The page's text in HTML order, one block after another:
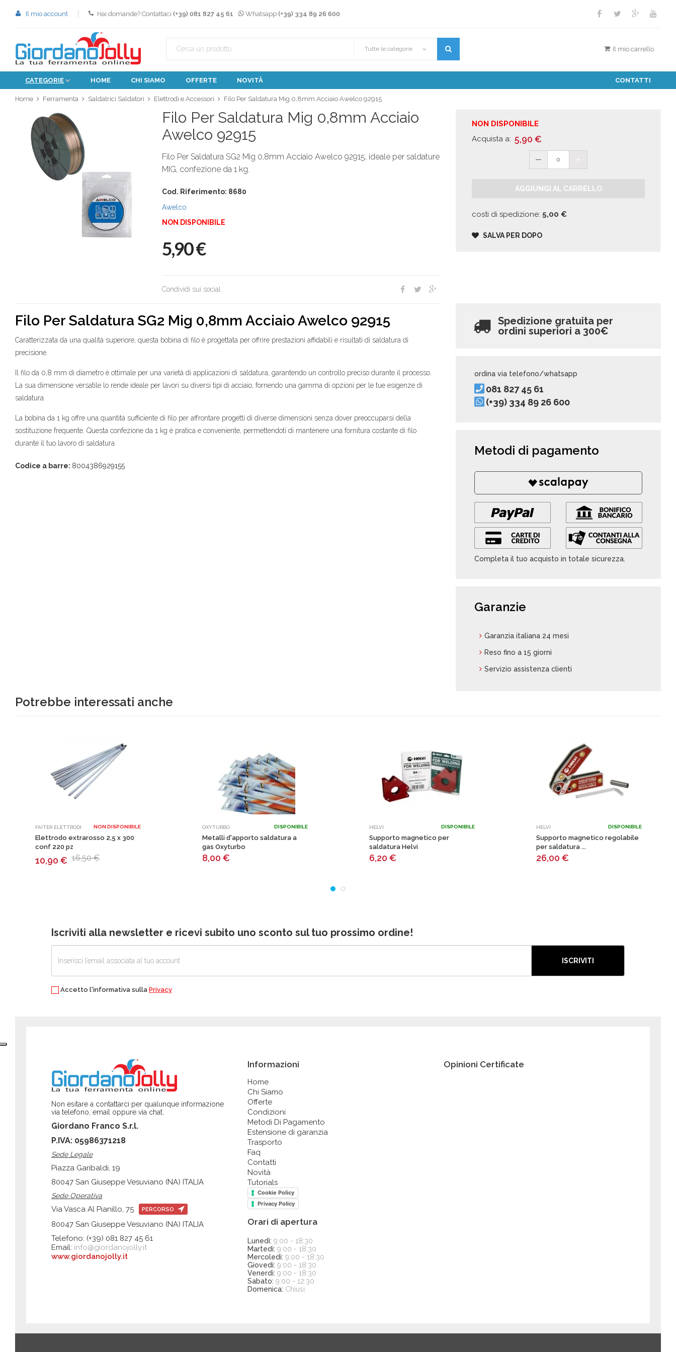
Il mio account Hai domande? Contattaci (+39) 081 827 45 61 Whatsapp (+39) 334 89 26 600
Tutte le categorie Il mio carrello
CATEGORIE HOME CHI SIAMO OFFERTE NOVITÀ CONTATTI
Home Ferramenta Saldatrici Saldatori Elettrodi e Accessori Filo Per Saldatura Mig 0,8mm Acciaio Awelco 92915
Filo Per Saldatura Mig 0,8mm Acciaio
Awelco 92915
Filo Per Saldatura SG2 Mig 0,8mm Acciaio Awelco 92915, ideale per saldature
MIG, confezione da 1 kg.
Cod. Riferimento: 8680
Awelco
NON DISPONIBILE
5,90€
Condividi sui social
NON DISPONIBILE
Acquista a: 5,90 €
0
AGGIUNGI AL CARRELLO
costi di spedizione: 5,00 €
SALVA PER DOPO
Filo Per Saldatura SG2 Mig 0,8mm Acciaio Awelco 92915
Caratterizzata da una qualità superiore, questa bobina di filo è progettata per offrire prestazioni affidabili e risultati di saldatura di
precisione.
Il filo da 0,8 mm di diametro è ottimale per una varietà di applicazioni di saldatura, garantendo un controllo preciso durante il processo.
La sua dimensione versatile lo rende ideale per lavori su diversi tipi di acciaio, fornendo una gamma di opzioni per le tue esigenze di
saldatura.
La bobina da 1 kg offre una quantità sufficiente di filo per affrontare progetti di diverse dimensioni senza dover preoccuparsi della
sostituzione frequente. Questa confezione da 1 kg è pratica e conveniente, permettendoti di mantenere una fornitura costante di filo
durante il tuo lavoro di saldatura.
Codice a barre: 8004386929155
Spedizione gratuita per
ordini superiori a 300€
ordina via telefono/whatsapp
081 827 45 61
(+39) 334 89 26 600
Metodi di pagamento
Completa il tuo acquisto in totale sicurezza.
Garanzie
Garanzia italiana 24 mesi
Reso fino a 15 giorni
Servizio assistenza clienti
Potrebbe interessati anche
FAITER ELETTRODI NON DISPONIBILE
Elettrodo extrarosso 2,5 x 300
conf 220 pz
10,90 € 16,50 €
OXYTURBO DISPONIBILE
Metalli d'apporto saldatura a
gas Oxyturbo
8,00 €
HELVI DISPONIBILE
Supporto magnetico per
saldatura Helvi
6,20 €
HELVI DISPONIBILE
Supporto magnetico regolabile
per saldatura ...
26,00 €
Iscriviti alla newsletter e ricevi subito uno sconto sul tuo prossimo ordine!
ISCRIVITI
Accetto l'informativa sulla Privacy
Non esitare a contattarci per qualunque informazione
via telefono, email oppure via chat.
Giordano Franco S.r.l.
P.IVA: 05986371218
Sede Legale
Piazza Garibaldi, 19
80047 San Giuseppe Vesuviano (NA) ITALIA
Sede Operativa
Via Vasca Al Pianillo, 75 PERCORSO
80047 San Giuseppe Vesuviano (NA) ITALIA
Telefono: (+39) 081 827 45 61
Email: info@giordanojolly.it
www.giordanojolly.it
Informazioni
Home
Chi Siamo
Offerte
Condizioni
Metodi Di Pagamento
Estensione di garanzia
Trasporto
Faq
Contatti
Novità
Tutorials
Cookie Policy
Privacy Policy
Orari di apertura
Lunedì: 9:00 - 18:30
Martedì: 9:00 - 18:30
Mercoledì: 9:00 - 18:30
Giovedì: 9:00 - 18:30
Venerdì: 9:00 - 18:30
Sabato: 9:00 - 12:30
Domenica: Chiusi
Opinioni Certificate